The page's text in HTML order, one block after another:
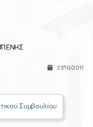
27/10/2011
Συμβουλίου